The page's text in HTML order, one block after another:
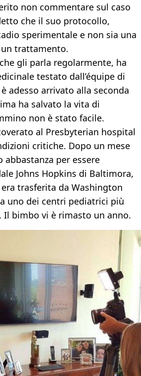
non commentare sul caso
che il suo protocollo,
sperimentale e non sia una
trattamento.
gli parla regolarmente, ha
testato dall’équipe di
adesso arrivato alla seconda
ha salvato la vita di
non è stato facile.
al Presbyterian hospital
critiche. Dopo un mese
abbastanza per essere
Johns Hopkins di Baltimora,
trasferita da Washington
uno dei centri pediatrici più
Il bimbo vi è rimasto un anno.